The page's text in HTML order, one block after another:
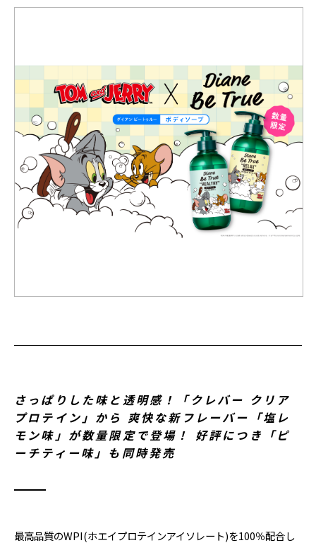
さっぱりした味と透明感！「クレバー クリア
プロテイン」から 爽快な新フレーバー「塩レ
モン味」が数量限定で登場！ 好評につき「ピ
ーチティー味」も同時発売
最高品質のWPI(ホエイプロテインアイソレート)を100％配合し